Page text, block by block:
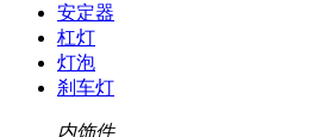
安定器
杠灯
灯泡
刹车灯
内饰件